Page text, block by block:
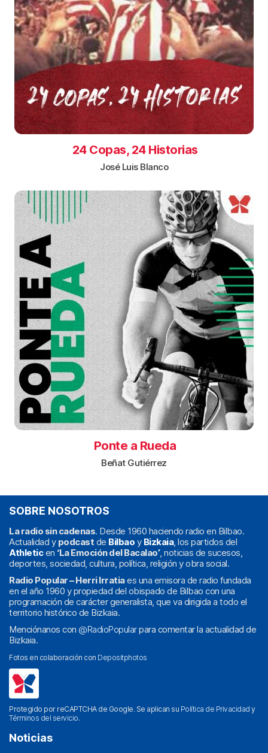
24 Copas, 24 Historias
José Luis Blanco
Ponte a Rueda
Beñat Gutiérrez
SOBRE NOSOTROS
La radio sin cadenas. Desde 1960 haciendo radio en Bilbao.
Actualidad y podcast de Bilbao y Bizkaia, los partidos del
Athleticen ‘La Emoción del Bacalao’, noticias de sucesos,
deportes, sociedad, cultura, política, religión y obra social.
Radio Popular – Herri Irratiaes una emisora de radio fundada
en el año 1960 y propiedad del obispado de Bilbao con una
programación de carácter generalista, que va dirigida a todo el
territorio histórico de Bizkaia.
Menciónanos con @RadioPopularpara comentar la actualidad de
Bizkaia.
Fotos en colaboración con Depositphotos
Protegido por reCAPTCHA de Google. Se aplican su Política de Privacidad y
Términos del servicio.
Noticias